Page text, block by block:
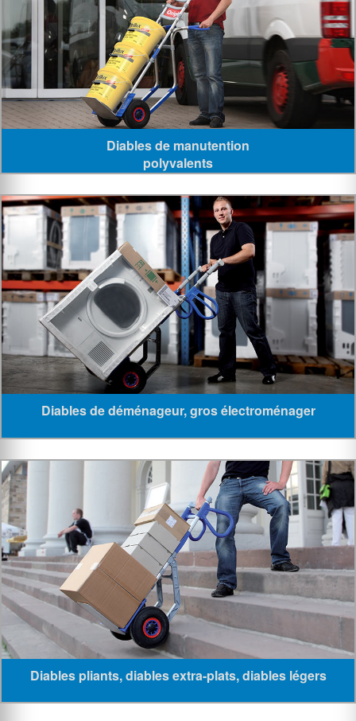
Diables de manutention
polyvalents
Diables de déménageur, gros électroménager
Diables pliants, diables extra-plats, diables légers